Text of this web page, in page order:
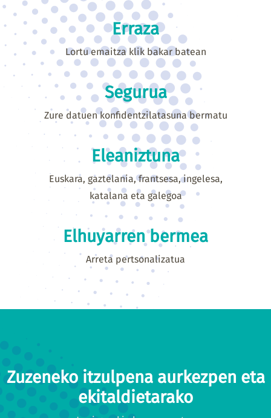
Erraza
Lortu emaitza klik bakar batean
Segurua
Zure datuen konfidentzilatasuna bermatu
Eleaniztuna
Euskara, gaztelania, frantsesa, ingelesa,
katalana eta galegoa
Elhuyarren bermea
Arreta pertsonalizatua
Zuzeneko itzulpena aurkezpen eta
ekitaldietarako